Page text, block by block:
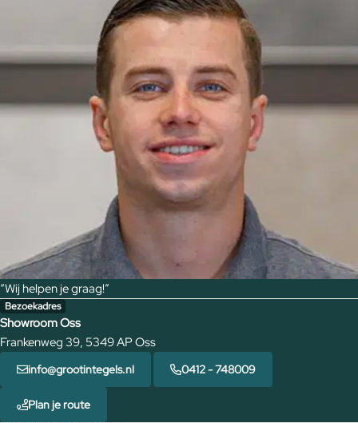
“Wij helpen je graag!”
Bezoekadres
Showroom Oss
Frankenweg 39, 5349 AP Oss
info@grootintegels.nl 0412 - 748009
Plan je route